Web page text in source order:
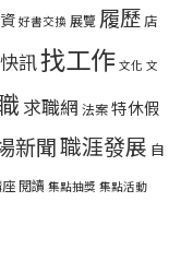
好書交換 展覽 履歷店
訊找工作 文化 文
求職網 法案特休假
新聞職涯發展 自
閱讀 集點抽獎 集點活動